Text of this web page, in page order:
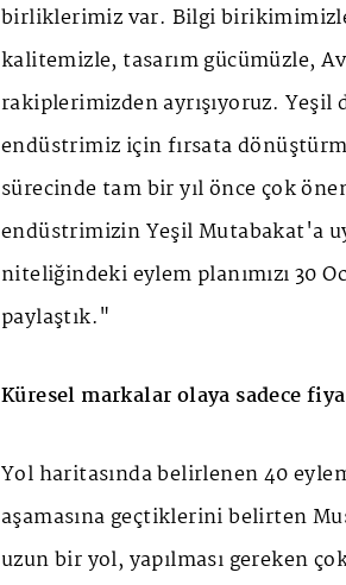
birliklerimiz var. Bilgi
kalitemizle, tasarım gücümüzle,
rakiplerimizden ayrışıyoruz. Yeşil
endüstrimiz için fırsata
sürecinde tam bir yıl önce çok
endüstrimizin Yeşil Mutabakat'a
niteliğindeki eylem planımızı 30
paylaştık."
Küresel markalar olaya sadece
Yol haritasında belirlenen 40
aşamasına geçtiklerini belirten
uzun bir yol, yapılması gereken